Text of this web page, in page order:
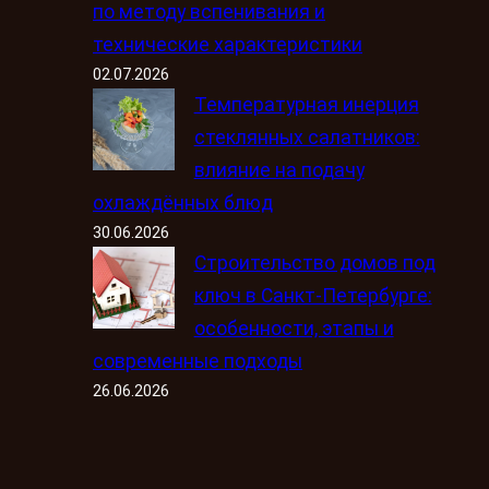
по методу вспенивания и
технические характеристики
02.07.2026
Температурная инерция
стеклянных салатников:
влияние на подачу
охлаждённых блюд
30.06.2026
Строительство домов под
ключ в Санкт-Петербурге:
особенности, этапы и
современные подходы
26.06.2026